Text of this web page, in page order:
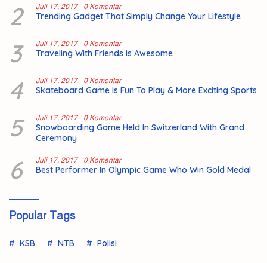
2 Juli 17, 2017 0 Komentar
Trending Gadget That Simply Change Your Lifestyle
3 Juli 17, 2017 0 Komentar
Traveling With Friends Is Awesome
4 Juli 17, 2017 0 Komentar
Skateboard Game Is Fun To Play & More Exciting Sports
5 Juli 17, 2017 0 Komentar
Snowboarding Game Held In Switzerland With Grand
Ceremony
6 Juli 17, 2017 0 Komentar
Best Performer In Olympic Game Who Win Gold Medal
Popular Tags
KSB NTB Polisi